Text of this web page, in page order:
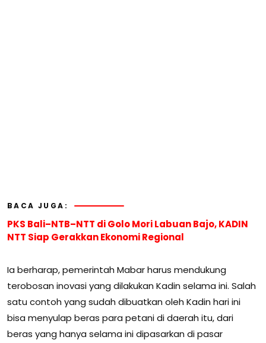
BACA JUGA:
PKS Bali–NTB–NTT di Golo Mori Labuan Bajo, KADIN
NTT Siap Gerakkan Ekonomi Regional
Ia berharap, pemerintah Mabar harus mendukung
terobosan inovasi yang dilakukan Kadin selama ini. Salah
satu contoh yang sudah dibuatkan oleh Kadin hari ini
bisa menyulap beras para petani di daerah itu, dari
beras yang hanya selama ini dipasarkan di pasar